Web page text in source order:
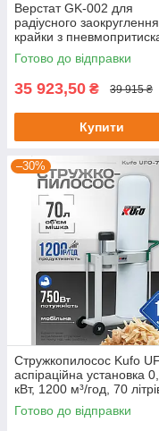
Верстат GK-002 для
радіусного заокруглення
крайки з
заготівки (настільний
раундер) R2
Готово до відправки
35 923,50 ₴ 39 915 ₴
Купити
–30%
Стружкопилосос Kufo
аспіраційна установка
кВт, 1200 м³/год, 70
Готово до відправки